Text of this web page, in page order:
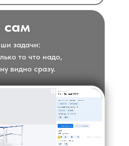
сам
задачи:
то что надо,
видно сразу.